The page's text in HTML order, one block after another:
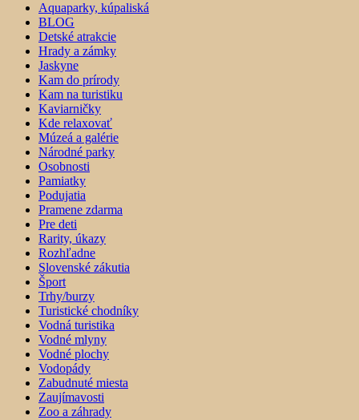
Aquaparky, kúpaliská
BLOG
Detské atrakcie
Hrady a zámky
Jaskyne
Kam do prírody
Kam na turistiku
Kaviarničky
Kde relaxovať
Múzeá a galérie
Národné parky
Osobnosti
Pamiatky
Podujatia
Pramene zdarma
Pre deti
Rarity, úkazy
Rozhľadne
Slovenské zákutia
Šport
Trhy/burzy
Turistické chodníky
Vodná turistika
Vodné mlyny
Vodné plochy
Vodopády
Zabudnuté miesta
Zaujímavosti
Zoo a záhrady